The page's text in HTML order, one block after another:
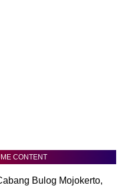
CONTENT
Bulog Mojokerto,